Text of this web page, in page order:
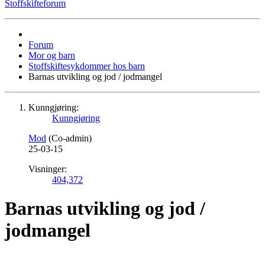
Stoffskifteforum
Forum
Mor og barn
Stoffskiftesykdommer hos barn
Barnas utvikling og jod / jodmangel
Kunngjøring:
Kunngjøring
Mod (Co-admin)
25-03-15
Visninger:
404,372
Barnas utvikling og jod /
jodmangel